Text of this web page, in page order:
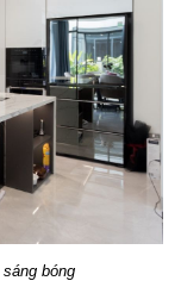
bóng